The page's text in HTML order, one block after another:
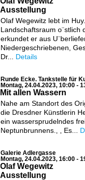
Ausstellung
Olaf Wegewitz lebt im
Landschaftsraum o¨stlich
erkundet er aus
Niedergeschriebenen,
Dr... Details
Runde Ecke. Tankstelle für
Montag, 24.04.2023, 10:00 -
Mit allen Wassern
Nahe am Standort des
die Dresdner Künstlerin
ein wassersprudelndes
Neptunbrunnens., , Es...
Galerie Adlergasse
Montag, 24.04.2023, 16:00 -
Olaf Wegewitz
Ausstellung